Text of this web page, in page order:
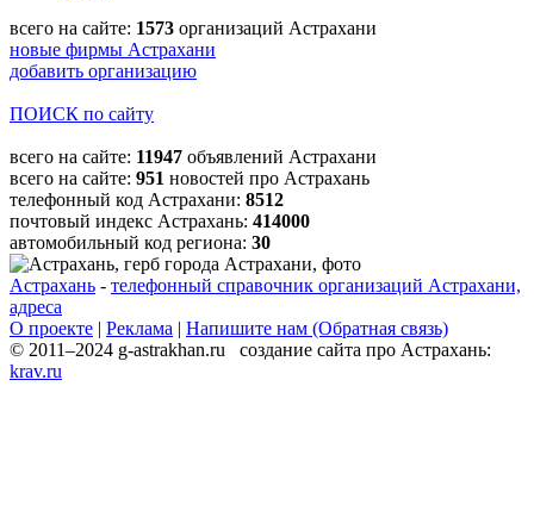
всего на сайте: 1573 организаций Астрахани
новые фирмы Астрахани
добавить организацию
ПОИСК по сайту
всего на сайте: 11947 объявлений Астрахани
всего на сайте: 951 новостей про Астрахань
телефонный код Астрахани: 8512
почтовый индекс Астрахань: 414000
автомобильный код региона: 30
Астрахань - телефонный справочник организаций Астрахани,
адреса
О проекте | Реклама | Напишите нам (Обратная связь)
© 2011–2024 g-astrakhan.ru создание сайта про Астрахань:
krav.ru